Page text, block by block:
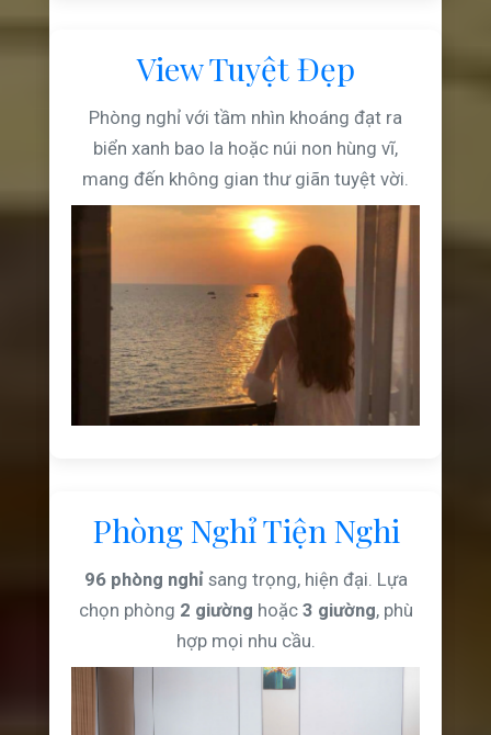
View Tuyệt Đẹp
Phòng nghỉ với tầm nhìn khoáng đạt ra
biển xanh bao la hoặc núi non hùng vĩ,
mang đến không gian thư giãn tuyệt vời.
Phòng Nghỉ Tiện Nghi
96 phòng nghỉsang trọng, hiện đại. Lựa
chọn phòng 2 giường hoặc 3 giường, phù
hợp mọi nhu cầu.